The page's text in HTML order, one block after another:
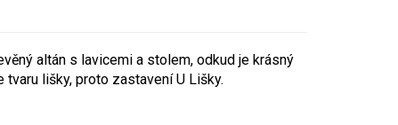
altán s lavicemi a stolem, odkud je krásný
lišky, proto zastavení U Lišky.